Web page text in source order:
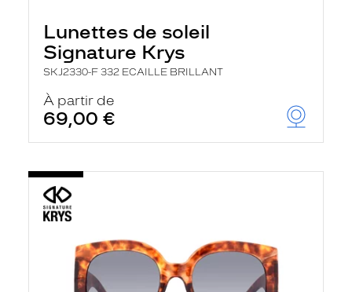
Lunettes de soleil
Signature Krys
SKJ2330-F 332 ECAILLE BRILLANT
À partir de
69,00 €